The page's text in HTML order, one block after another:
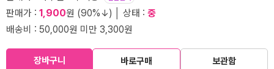
판매가 : 1,900원 (90%↓) │ 상태 : 중
배송비 : 50,000원 미만 3,300원
장바구니 바로구매 보관함